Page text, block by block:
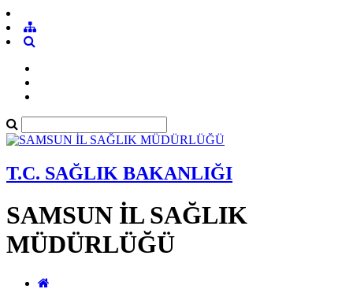
T.C. SAĞLIK BAKANLIĞI
SAMSUN İL SAĞLIK
MÜDÜRLÜĞÜ